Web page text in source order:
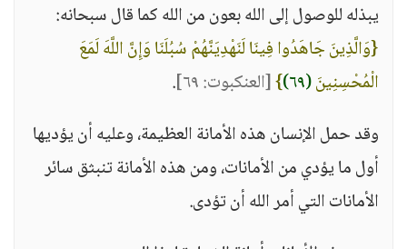
يبذله للوصول إلى الله بعون من الله كما قال سبحانه:
{وَالَّذِينَ جَاهَدُوا فِينَا لَنَهْدِيَنَّهُمْ سُبُلَنَا وَإِنَّ اللَّهَ لَمَعَ
الْمُحْسِنِينَ(٦٩) }[العنكبوت: ٦٩]
.
وقد حمل الإنسان هذه الأمانة العظيمة، وعليه أن يؤديها
أول ما يؤدي من الأمانات، ومن هذه الأمانة تنبثق سائر
الأمانات التي أمر الله أن تؤدى.